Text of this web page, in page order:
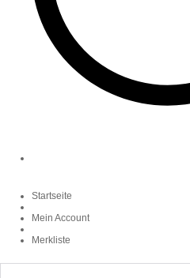
Startseite
Mein Account
Merkliste